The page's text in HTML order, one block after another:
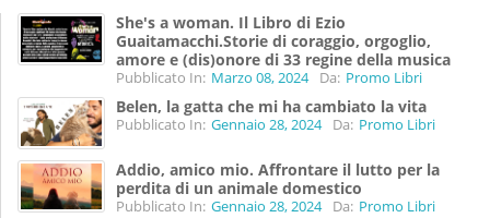
She's a woman. Il Libro di Ezio
Guaitamacchi.Storie di coraggio, orgoglio,
amore e (dis)onore di 33 regine della musica
Pubblicato In: Marzo 08, 2024 Da: Promo Libri
Belen, la gatta che mi ha cambiato la vita
Pubblicato In: Gennaio 28, 2024 Da: Promo Libri
Addio, amico mio. Affrontare il lutto per la
perdita di un animale domestico
Pubblicato In: Gennaio 28, 2024 Da: Promo Libri